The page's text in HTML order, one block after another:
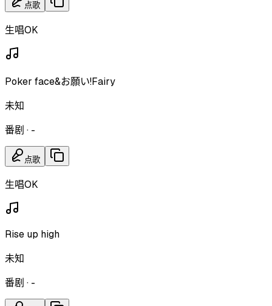
点歌
生唱OK
Poker face&お願い!Fairy
未知
番剧 · -
点歌
生唱OK
Rise up high
未知
番剧 · -